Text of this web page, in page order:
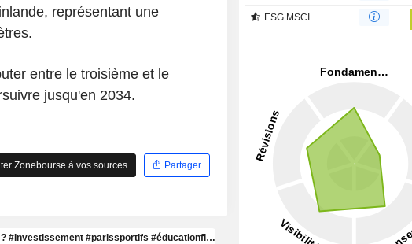
représentant une
entre le troisième et le
jusqu'en 2034.
Zonebourse à vos sources Partager
ESG MSCI